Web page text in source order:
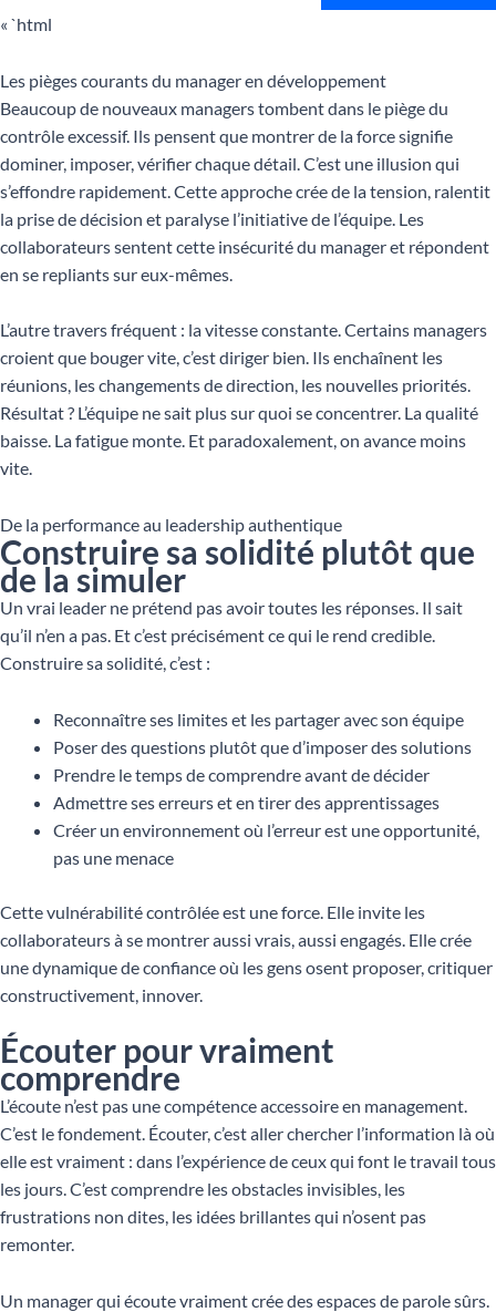
« `html
Les pièges courants du manager en développement
Beaucoup de nouveaux managers tombent dans le piège du
contrôle excessif. Ils pensent que montrer de la force signifie
dominer, imposer, vérifier chaque détail. C’est une illusion qui
s’effondre rapidement. Cette approche crée de la tension, ralentit
la prise de décision et paralyse l’initiative de l’équipe. Les
collaborateurs sentent cette insécurité du manager et répondent
en se repliants sur eux-mêmes.
L’autre travers fréquent : la vitesse constante. Certains managers
croient que bouger vite, c’est diriger bien. Ils enchaînent les
réunions, les changements de direction, les nouvelles priorités.
Résultat ? L’équipe ne sait plus sur quoi se concentrer. La qualité
baisse. La fatigue monte. Et paradoxalement, on avance moins
vite.
De la performance au leadership authentique
Construire sa solidité plutôt que
de la simuler
Un vrai leader ne prétend pas avoir toutes les réponses. Il sait
qu’il n’en a pas. Et c’est précisément ce qui le rend credible.
Construire sa solidité, c’est :
Reconnaître ses limites et les partager avec son équipe
Poser des questions plutôt que d’imposer des solutions
Prendre le temps de comprendre avant de décider
Admettre ses erreurs et en tirer des apprentissages
Créer un environnement où l’erreur est une opportunité,
pas une menace
Cette vulnérabilité contrôlée est une force. Elle invite les
collaborateurs à se montrer aussi vrais, aussi engagés. Elle crée
une dynamique de confiance où les gens osent proposer, critiquer
constructivement, innover.
Écouter pour vraiment
comprendre
L’écoute n’est pas une compétence accessoire en management.
C’est le fondement. Écouter, c’est aller chercher l’information là où
elle est vraiment : dans l’expérience de ceux qui font le travail tous
les jours. C’est comprendre les obstacles invisibles, les
frustrations non dites, les idées brillantes qui n’osent pas
remonter.
Un manager qui écoute vraiment crée des espaces de parole sûrs.